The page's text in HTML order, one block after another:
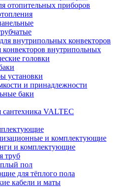
отопительных приборов
внутрипольных конвекторов
конвекторов внутрипольных
головки
установки
и принадлежности
баки
VALTEC
и комплектующие
и комплектующие
труб
пол
для тёплого пола
кабели и маты